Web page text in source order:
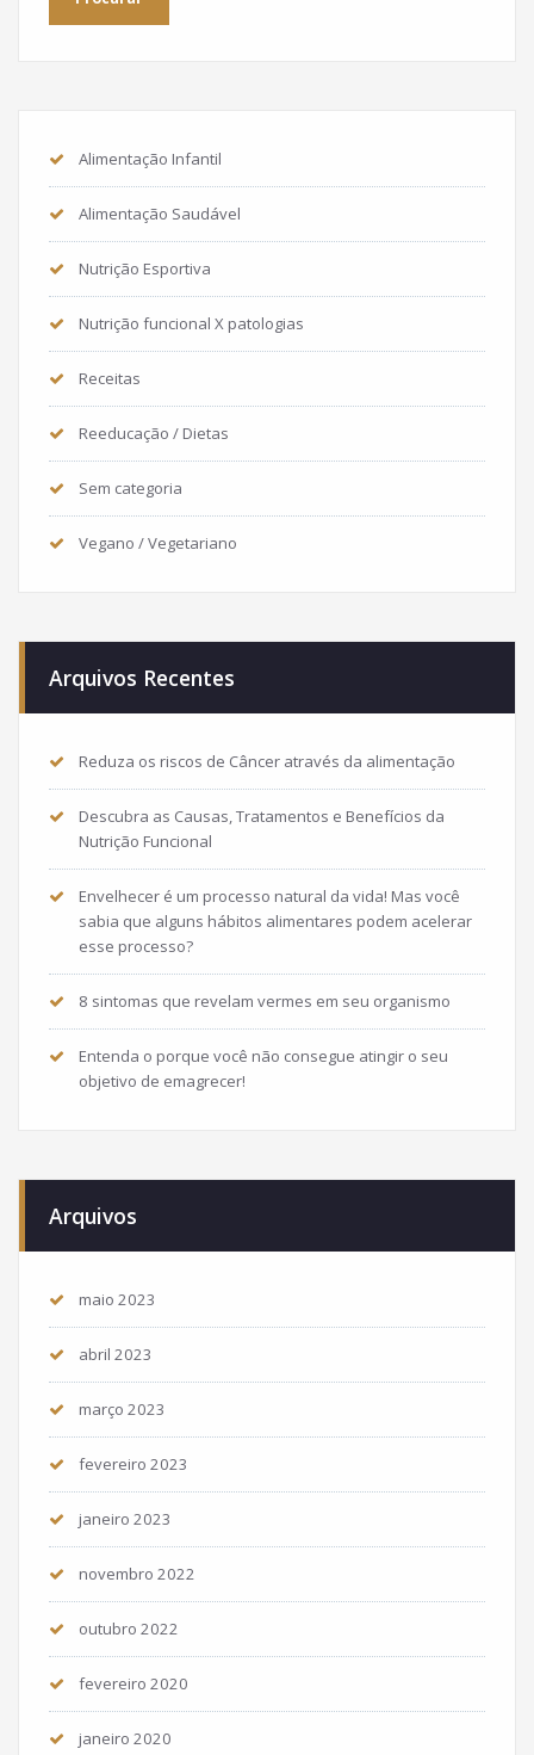
Alimentação Infantil
Alimentação Saudável
Nutrição Esportiva
Nutrição funcional X patologias
Receitas
Reeducação / Dietas
Sem categoria
Vegano / Vegetariano
Arquivos Recentes
Reduza os riscos de Câncer através da alimentação
Descubra as Causas, Tratamentos e Benefícios da
Nutrição Funcional
Envelhecer é um processo natural da vida! Mas você
sabia que alguns hábitos alimentares podem acelerar
esse processo?
8 sintomas que revelam vermes em seu organismo
Entenda o porque você não consegue atingir o seu
objetivo de emagrecer!
Arquivos
maio 2023
abril 2023
março 2023
fevereiro 2023
janeiro 2023
novembro 2022
outubro 2022
fevereiro 2020
janeiro 2020